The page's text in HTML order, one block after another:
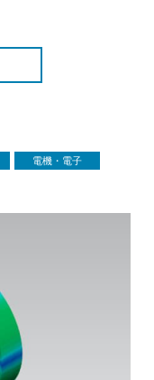
電機・電子